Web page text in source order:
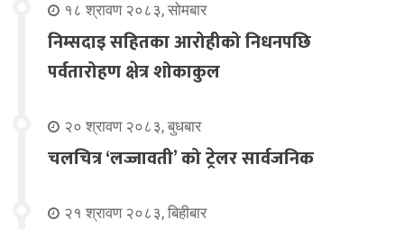
१८ श्रावण २०८३, सोमबार
निम्सदाइ सहितका आरोहीको निधनपछि
पर्वतारोहण क्षेत्र शोकाकुल
२० श्रावण २०८३, बुधबार
चलचित्र ‘लज्जावती’ को ट्रेलर सार्वजनिक
२१ श्रावण २०८३, बिहीबार